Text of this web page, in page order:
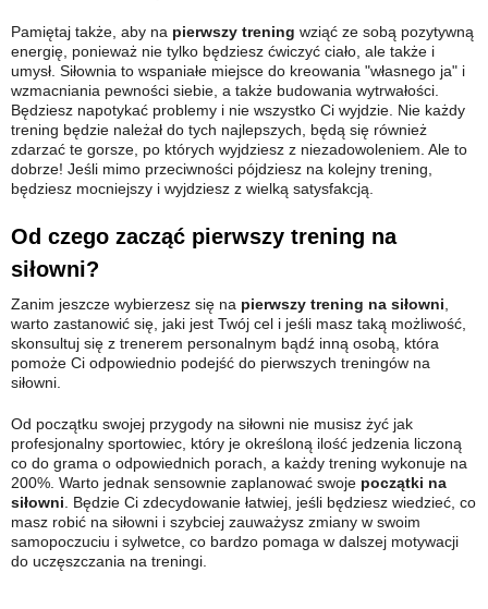
Pamiętaj także, aby na pierwszy trening wziąć ze sobą pozytywną
energię, ponieważ nie tylko będziesz ćwiczyć ciało, ale także i
umysł. Siłownia to wspaniałe miejsce do kreowania "własnego ja" i
wzmacniania pewności siebie, a także budowania wytrwałości.
Będziesz napotykać problemy i nie wszystko Ci wyjdzie. Nie każdy
trening będzie należał do tych najlepszych, będą się również
zdarzać te gorsze, po których wyjdziesz z niezadowoleniem. Ale to
dobrze! Jeśli mimo przeciwności pójdziesz na kolejny trening,
będziesz mocniejszy i wyjdziesz z wielką satysfakcją.
Od czego zacząć pierwszy trening na
siłowni?
Zanim jeszcze wybierzesz się na pierwszy trening na siłowni
warto zastanowić się, jaki jest Twój cel i jeśli masz taką możliwość,
skonsultuj się z trenerem personalnym bądź inną osobą, która
pomoże Ci odpowiednio podejść do pierwszych treningów na
siłowni.
Od początku swojej przygody na siłowni nie musisz żyć jak
profesjonalny sportowiec, który je określoną ilość jedzenia liczoną
co do grama o odpowiednich porach, a każdy trening wykonuje na
200%. Warto jednak sensownie zaplanować swoje początki na
siłowni . Będzie Ci zdecydowanie łatwiej, jeśli będziesz wiedzieć, co
masz robić na siłowni i szybciej zauważysz zmiany w swoim
samopoczuciu i sylwetce, co bardzo pomaga w dalszej motywacji
do uczęszczania na treningi.